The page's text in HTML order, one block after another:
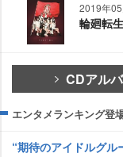
2019年
輪廻転
CDアル
エンタメランキング登
“期待のアイドルグル